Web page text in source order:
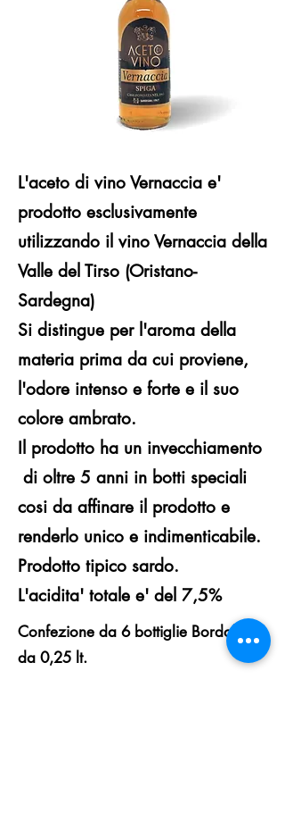
L'aceto di vino Vernaccia e'
prodotto esclusivamente
utilizzando il vino Vernaccia della
Valle del Tirso (Oristano-
Sardegna)
Si distingue per l'aroma della
materia prima da cui proviene,
l'odore intenso e forte e il suo
colore ambrato.
Il prodotto ha un invecchiamento
di oltre 5 anni in botti speciali
cosi da affinare il prodotto e
renderlo unico e indimenticabile.
Prodotto tipico sardo.
L'acidita' totale e' del 7,5%
Confezione da 6 bottiglie Bordolesi
da 0,25 lt.